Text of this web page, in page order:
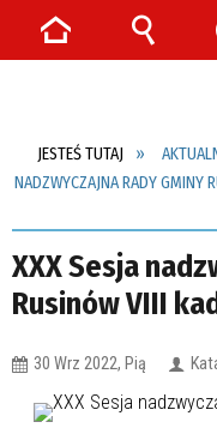
JESTEŚ TUTAJ
NADZWYCZAJNA RADY GMINY
XXX Sesja
Rusinów VIII
30 Wrz 2022, Pią
Strona